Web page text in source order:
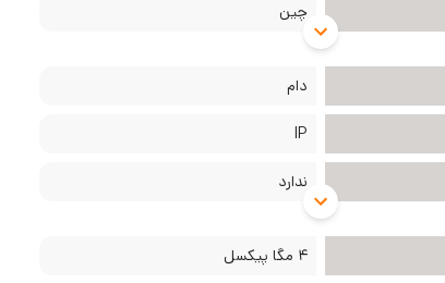
چین
دام
IP
ندارد
4 مگا پیکسل